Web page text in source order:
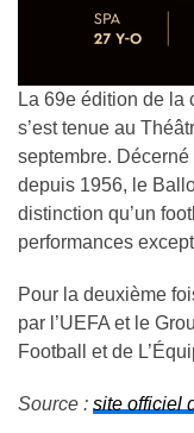
La 69e édition de la
s’est tenue au
septembre. Décerné
depuis 1956, le
distinction qu’un
performances
Pour la deuxième
par l’UEFA et le
Football et de
Source : site officiel